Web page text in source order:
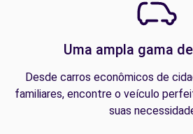
Uma ampla gama
Desde carros econômicos de
familiares, encontre o veículo
suas